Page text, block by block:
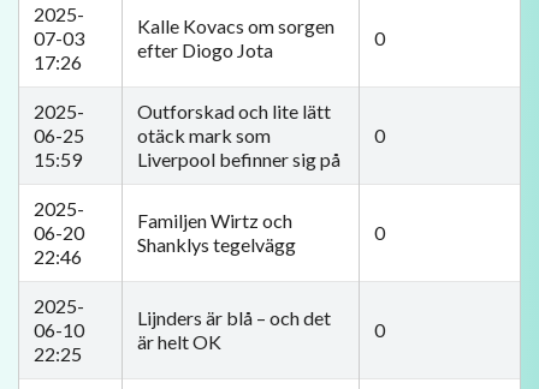
2025-
07-03
17:26
Kalle Kovacs om sorgen
efter Diogo Jota
0
2025-
06-25
15:59
Outforskad och lite lätt
otäck mark som
Liverpool befinner sig på
0
2025-
06-20
22:46
Familjen Wirtz och
Shanklys tegelvägg
0
2025-
06-10
22:25
Lijnders är blå – och det
är helt OK
0